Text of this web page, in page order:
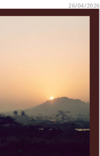
26/04/2026